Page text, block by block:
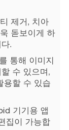
제거, 치아
돋보이게 하
.
통해 이미지
수 있으며,
용할 수 있습
기기용 앱
집이 가능합